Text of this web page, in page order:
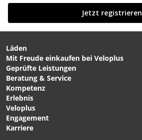
Jetzt registrieren
Läden
Mit Freude einkaufen bei Veloplus
Geprüfte Leistungen
Beratung & Service
Kompetenz
Erlebnis
Veloplus
Engagement
Karriere